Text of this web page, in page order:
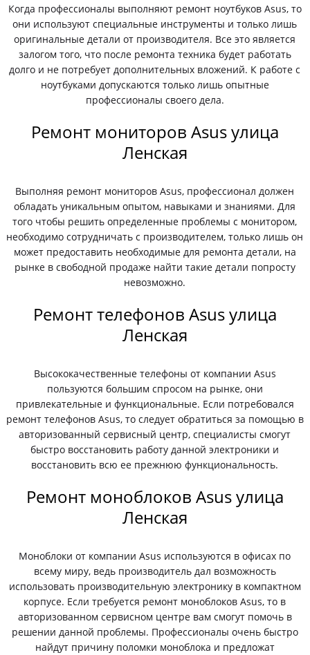
Когда профессионалы выполняют ремонт ноутбуков Asus, то
они используют специальные инструменты и только лишь
оригинальные детали от производителя. Все это является
залогом того, что после ремонта техника будет работать
долго и не потребует дополнительных вложений. К работе с
ноутбуками допускаются только лишь опытные
профессионалы своего дела.
Ремонт мониторов Asus улица
Ленская
Выполняя ремонт мониторов Asus, профессионал должен
обладать уникальным опытом, навыками и знаниями. Для
того чтобы решить определенные проблемы с монитором,
необходимо сотрудничать с производителем, только лишь он
может предоставить необходимые для ремонта детали, на
рынке в свободной продаже найти такие детали попросту
невозможно.
Ремонт телефонов Asus улица
Ленская
Высококачественные телефоны от компании Asus
пользуются большим спросом на рынке, они
привлекательные и функциональные. Если потребовался
ремонт телефонов Asus, то следует обратиться за помощью в
авторизованный сервисный центр, специалисты смогут
быстро восстановить работу данной электроники и
восстановить всю ее прежнюю функциональность.
Ремонт моноблоков Asus улица
Ленская
Моноблоки от компании Asus используются в офисах по
всему миру, ведь производитель дал возможность
использовать производительную электронику в компактном
корпусе. Если требуется ремонт моноблоков Asus, то в
авторизованном сервисном центре вам смогут помочь в
решении данной проблемы. Профессионалы очень быстро
найдут причину поломки моноблока и предложат